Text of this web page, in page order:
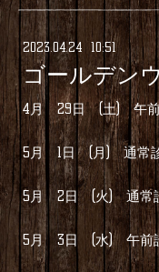
2023 04.24 10:51
ゴールデン
4月 29日 (土) 午前
5月 1日 (月) 通常
5月 2日 (火) 通常
5月 3日 (水) 午前